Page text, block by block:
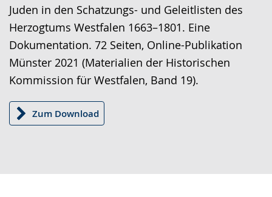
Juden in den Schatzungs- und Geleitlisten des
Herzogtums Westfalen 1663–1801. Eine
Dokumentation. 72 Seiten, Online-Publikation
Münster 2021 (Materialien der Historischen
Kommission für Westfalen, Band 19).
Zum Download